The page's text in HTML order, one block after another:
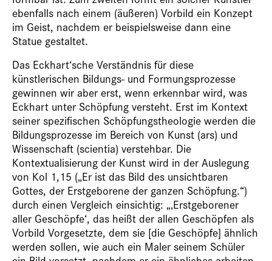
ebenfalls nach einem (äußeren) Vorbild ein Konzept
im Geist, nachdem er beispielsweise dann eine
Statue gestaltet.
Das Eckhart‘sche Verständnis für diese
künstlerischen Bildungs- und Formungsprozesse
gewinnen wir aber erst, wenn erkennbar wird, was
Eckhart unter Schöpfung versteht. Erst im Kontext
seiner spezifischen Schöpfungstheologie werden die
Bildungsprozesse im Bereich von Kunst (ars) und
Wissenschaft (scientia) verstehbar. Die
Kontextualisierung der Kunst wird in der Auslegung
von Kol 1,15 („Er ist das Bild des unsichtbaren
Gottes, der Erstgeborene der ganzen Schöpfung.“)
durch einen Vergleich einsichtig: „‚Erstgeborener
aller Geschöpfe‘, das heißt der allen Geschöpfen als
Vorbild Vorgesetzte, dem sie [die Geschöpfe] ähnlich
werden sollen, wie auch ein Maler seinem Schüler